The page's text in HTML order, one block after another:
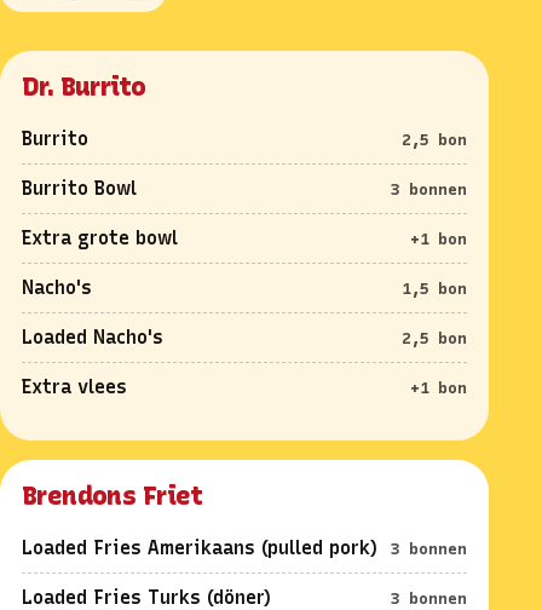
Dr. Burrito
Burrito 2,5 bon
Burrito Bowl 3 bonnen
Extra grote bowl +1 bon
Nacho's 1,5 bon
Loaded Nacho's 2,5 bon
Extra vlees +1 bon
Brendons Friet
Loaded Fries Amerikaans (pulled pork) 3 bonnen
Loaded Fries Turks (döner) 3 bonnen